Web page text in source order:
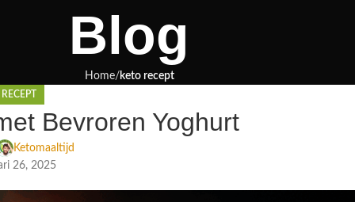
Blog
Home keto recept
Bevroren Yoghurt
Ketomaaltijd
26, 2025